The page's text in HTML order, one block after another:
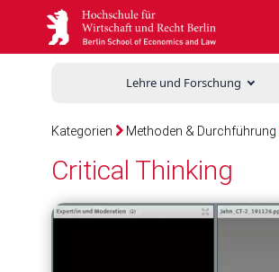
Lehre und Forschung
Kategorien Methoden & Durchführung
Critical Thinking